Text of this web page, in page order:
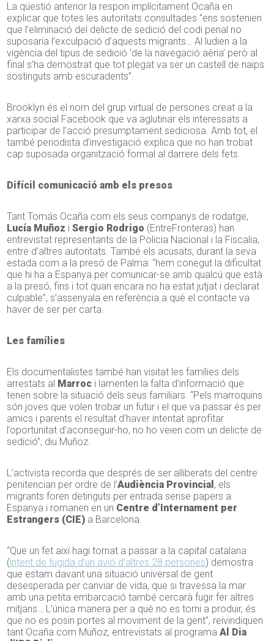
La qüestió anterior la respon implícitament Ocaña en
explicar que totes les autoritats consultades “ens sostenien
que l’eliminació del delicte de sedició del codi penal no
suposaria l’exculpació d’aquests migrants… Al·ludien a la
vigència del tipus de sedició ‘de la navegació aèria’ però al
final s’ha demostrat que tot plegat va ser un castell de naips
sostinguts amb escuradents”.
Brooklyn és el nom del grup virtual de persones creat a la
xarxa social Facebook que va aglutinar els interessats a
participar de l’acció presumptament sediciosa. Amb tot, el
també periodista d’investigació explica que no han trobat
cap suposada organització formal al darrere dels fets.
Difícil comunicació amb els presos
Tant Tomás Ocaña com els seus companys de rodatge,
Lucía Muñoz iSergio Rodrigo (EntreFronteras) han
entrevistat representants de la Policia Nacional i la Fiscalia,
entre d’altres autoritats. També els acusats, durant la seva
estada com a la presó de Palma: “hem conegut la dificultat
que hi ha a Espanya per comunicar-se amb qualcú que està
a la presó, fins i tot quan encara no ha estat jutjat i declarat
culpable”, s’assenyala en referència a què el contacte va
haver de ser per carta.
Les famílies
Els documentalistes també han visitat les famílies dels
arrestats al Marroc i lamenten la falta d’informació que
tenen sobre la situació dels seus familiars. “Pels marroquins
són joves que volen trobar un futur i el que va passar és per
amics i parents el resultat d’haver intentat aprofitar
l’oportunitat d’aconseguir-ho, no ho veien com un delicte de
sedició”, diu Muñoz.
L’activista recorda que després de ser alliberats del centre
penitenciari per ordre de l’Audiència Provincial , els
migrants foren detinguts per entrada sense papers a
Espanya i romanen en un Centre d’Internament per
Estrangers (CIE) a Barcelona.
“Que un fet així hagi tornat a passar a la capital catalana
(intent de fugida d’un avió d’altres 28 persones) demostra
que estam davant una situació universal de gent
desesperada per canviar de vida, que si travessa la mar
amb una petita embarcació també cercarà fugir fer altres
mitjans… L’única manera per a què no es torni a produir, és
que no es posin portes al moviment de la gent”, reivindiquen
tant Ocaña com Muñoz, entrevistats al programaAl Dia